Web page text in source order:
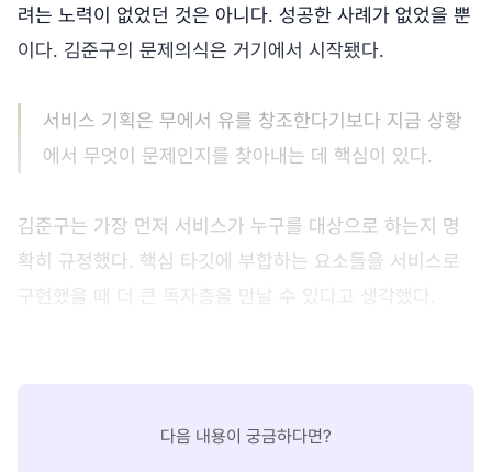
려는 노력이 없었던 것은 아니다. 성공한 사례가 없었을 뿐
이다. 김준구의 문제의식은 거기에서 시작됐다.
서비스 기획은 무에서 유를 창조한다기보다 지금 상황
에서 무엇이 문제인지를 찾아내는 데 핵심이 있다.
김준구는 가장 먼저 서비스가 누구를 대상으로 하는지 명
확히 규정했다. 핵심 타깃에 부합하는 요소들을 서비스로
구현했을 때 더 큰 독자층을 만날 수 있다고 생각했다.
다음 내용이 궁금하다면?